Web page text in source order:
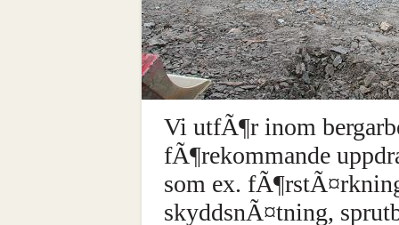
Vi utfÃ¶r inom
fÃ¶rekommande
som ex.
skyddsnÃ¤tning,